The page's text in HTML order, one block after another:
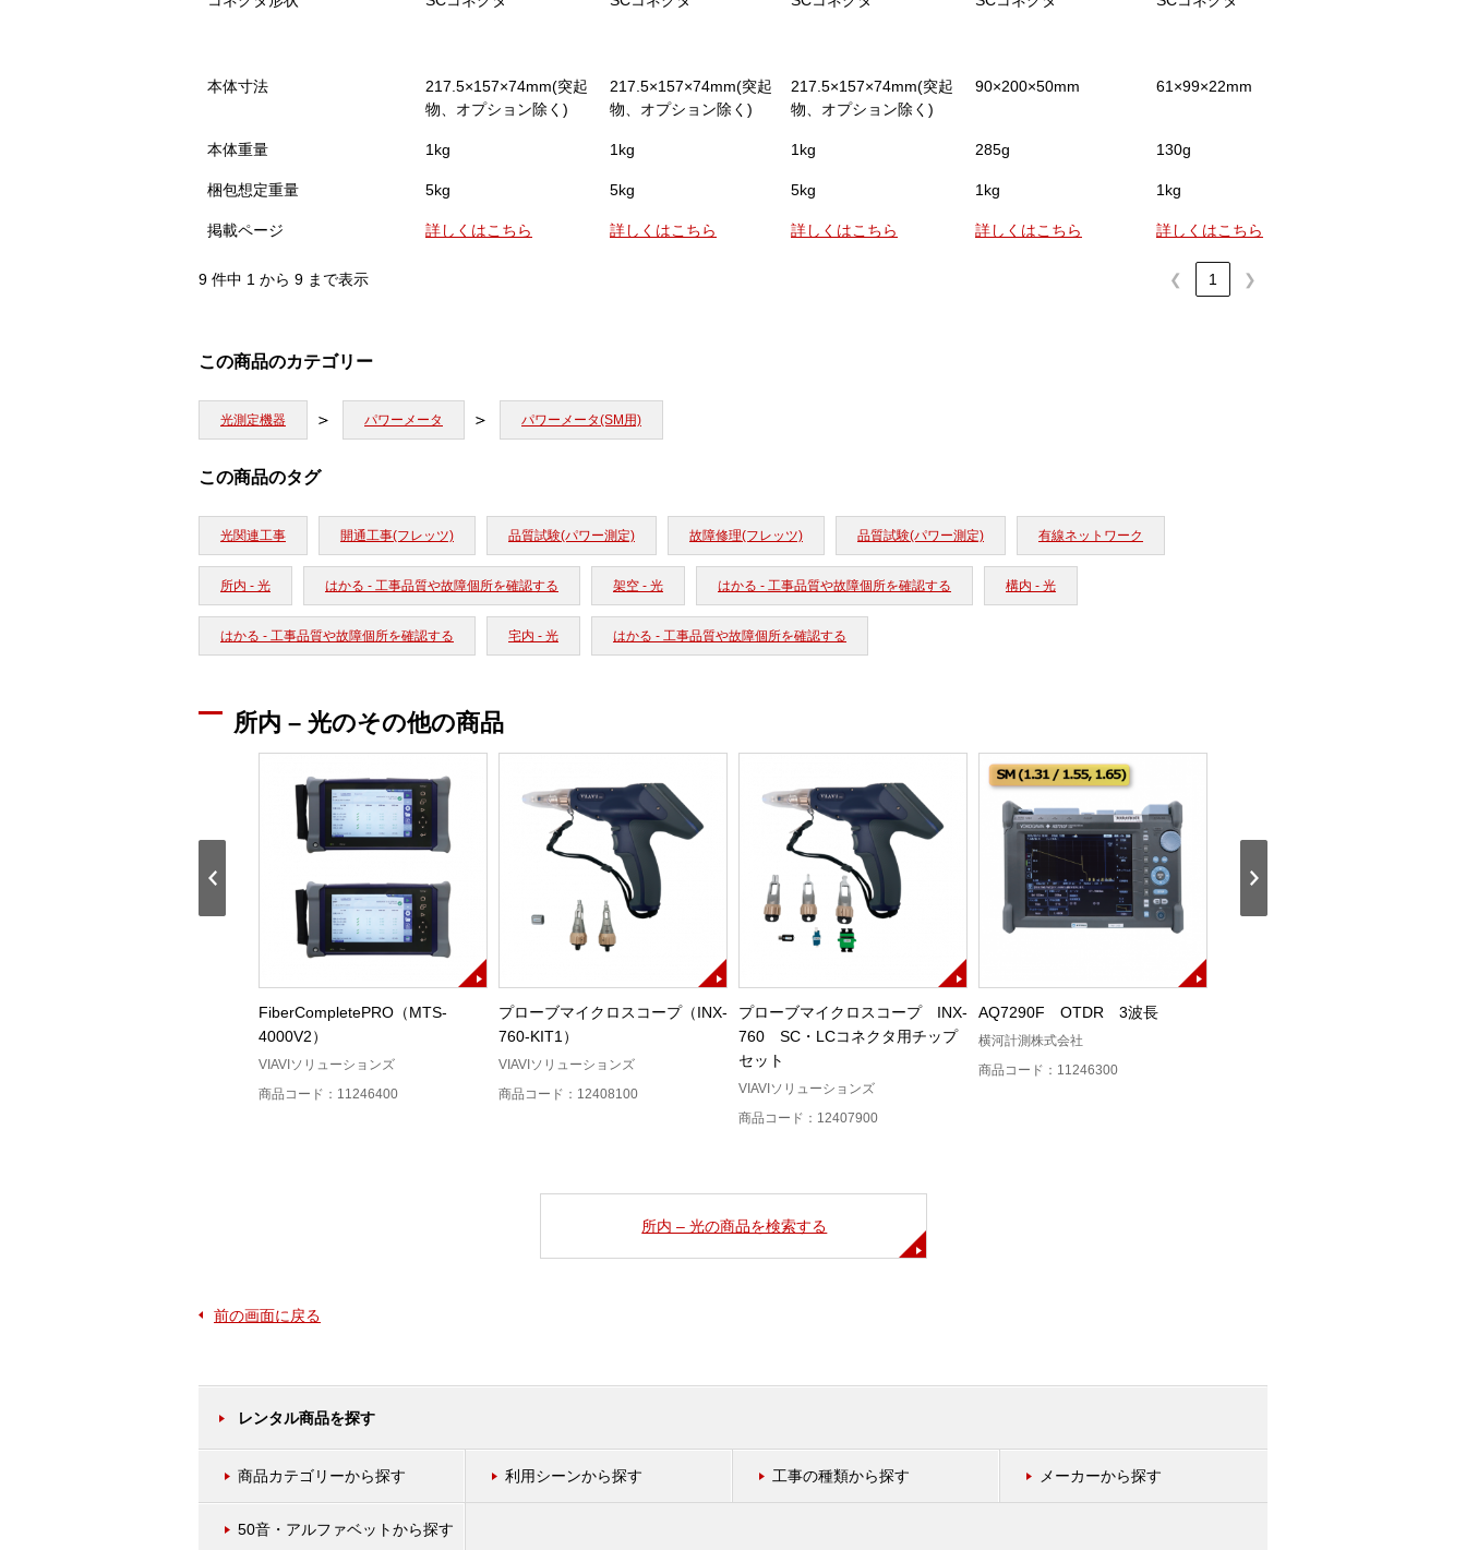
本体寸法
217.5×157×74mm(突起
物、オプション除く)
217.5×157×74mm(突起
物、オプション除く)
217.5×157×74mm(突起
物、オプション除く)
90×200×50mm 61×99×22mm
本体重量 1kg 1kg 1kg 285g 130g
梱包想定重量 5kg 5kg 5kg 1kg 1kg
掲載ページ 詳しくはこちら 詳しくはこちら 詳しくはこちら 詳しくはこちら 詳しくはこちら
9 件中 1 から 9 まで表示 ❮ 1 ❯
この商品のカテゴリー
光測定機器 パワーメータ パワーメータ(SM用)
この商品のタグ
光関連工事 開通工事(フレッツ) 品質試験(パワー測定) 故障修理(フレッツ) 品質試験(パワー測定) 有線ネットワーク
所内 - 光 はかる - 工事品質や故障個所を確認する 架空 - 光 はかる - 工事品質や故障個所を確認する 構内 - 光
はかる - 工事品質や故障個所を確認する 宅内 - 光 はかる - 工事品質や故障個所を確認する
所内 – 光のその他の商品
FiberCompletePRO（MTS-
4000V2）
VIAVIソリューションズ
商品コード：11246400
プローブマイクロスコープ（INX-
760-KIT1）
VIAVIソリューションズ
商品コード：12408100
プローブマイクロスコープ INX-
760 SC・LCコネクタ用チップ
セット
VIAVIソリューションズ
商品コード：12407900
AQ7290F OTDR 3波長
横河計測株式会社
商品コード：11246300
所内 – 光の商品を検索する
前の画面に戻る
レンタル商品を探す
商品カテゴリーから探す 利用シーンから探す 工事の種類から探す メーカーから探す
50音・アルファベットから探す